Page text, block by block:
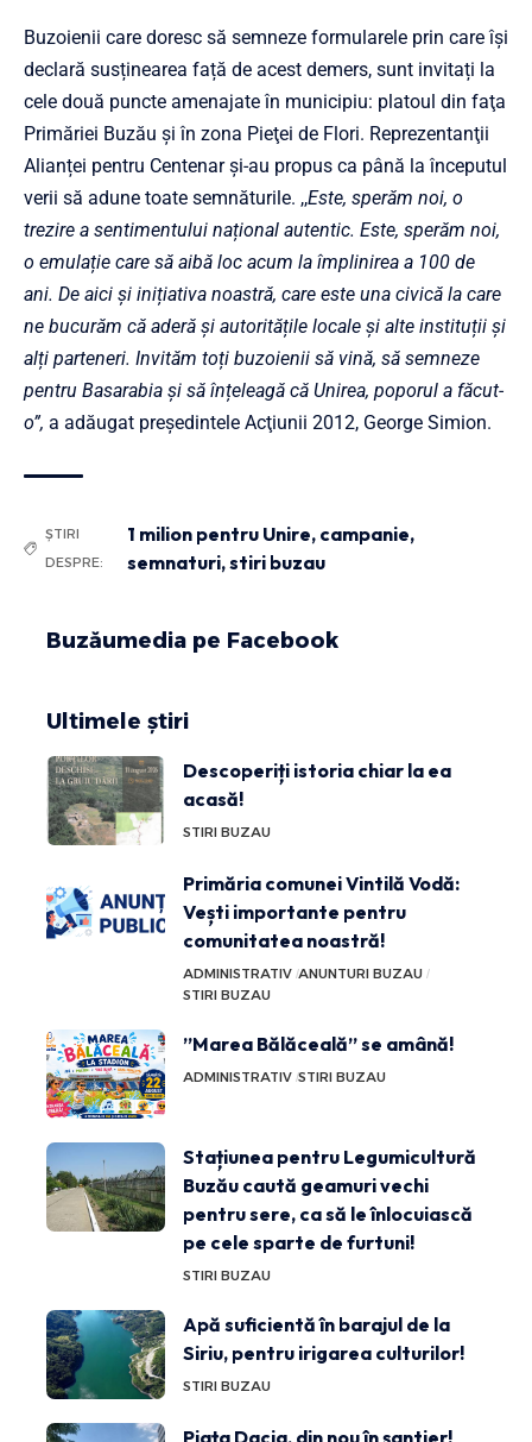
Buzoienii care doresc să semneze formularele prin care își
declară susținearea față de acest demers, sunt invitați la
cele două puncte amenajate în municipiu: platoul din faţa
Primăriei Buzău şi în zona Pieţei de Flori. Reprezentanţii
Alianței pentru Centenar și-au propus ca până la începutul
verii să adune toate semnăturile. ,,Este, sperăm noi, o
trezire a sentimentului național autentic. Este, sperăm noi,
o emulație care să aibă loc acum la împlinirea a 100 de
ani. De aici și inițiativa noastră, care este una civică la care
ne bucurăm că aderă și autoritățile locale și alte instituții și
alți parteneri. Invităm toți buzoienii să vină, să semneze
pentru Basarabia și să înțeleagă că Unirea, poporul a făcut-
o”, a adăugat președintele Acţiunii 2012, George Simion.
ȘTIRI
DESPRE:
1 milion pentru Unire, campanie,
semnaturi,stiri buzau
Buzăumedia pe Facebook
Ultimele știri
Descoperiți istoria chiar la ea
acasă!
STIRI BUZAU
Primăria comunei Vintilă Vodă:
Vești importante pentru
comunitatea noastră!
ADMINISTRATIV ANUNTURI BUZAU
STIRI BUZAU
”Marea Bălăceală” se amână!
ADMINISTRATIV STIRI BUZAU
Stațiunea pentru Legumicultură
Buzău caută geamuri vechi
pentru sere, ca să le înlocuiască
pe cele sparte de furtuni!
STIRI BUZAU
Apă suficientă în barajul de la
Siriu, pentru irigarea culturilor!
STIRI BUZAU
Piața Dacia, din nou în șantier!